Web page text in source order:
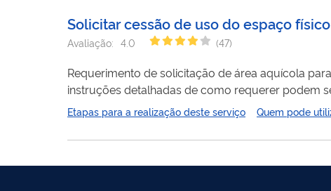
Solicitar cessão de uso do espaço
Avaliação: 4.0 (47)
Requerimento de solicitação de área aquícola
Etapas para a realização deste serviço Quem pode